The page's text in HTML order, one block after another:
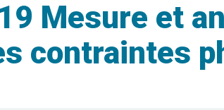
Mesure et
contraintes